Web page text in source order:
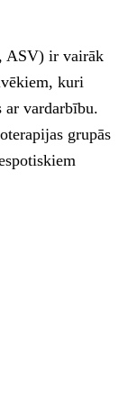
ASV) ir vairāk
kuri
ar vardarbību.
grupās